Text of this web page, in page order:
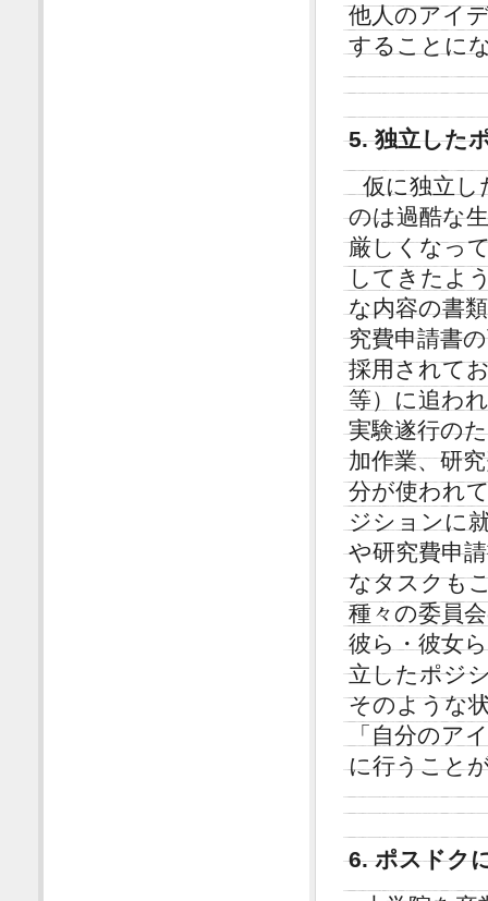
他人のアイ
することに
5. 独立した
仮に独立
のは過酷な
厳しくなっ
してきたよ
な内容の書
究費申請書
採用されて
等）に追わ
実験遂行の
加作業、研
分が使われ
ジションに
や研究費申
なタスクも
種々の委員
彼ら・彼女
立したポジ
そのような
「自分のア
に行うこと
6. ポスドク